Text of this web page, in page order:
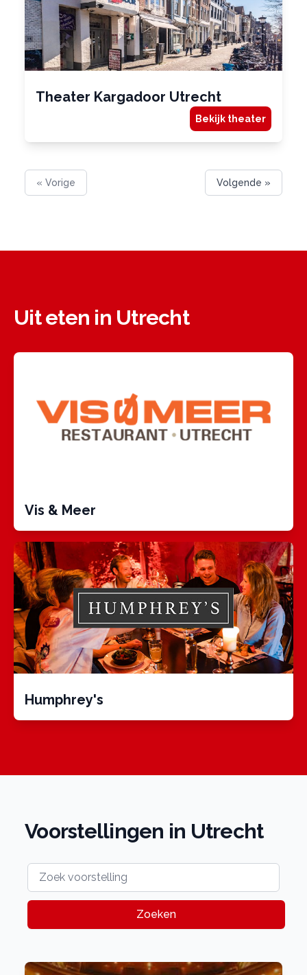
Theater Kargadoor Utrecht
Bekijk theater
« Vorige Volgende »
Uit eten in Utrecht
Vis & Meer
Humphrey's
Voorstellingen in Utrecht
Zoeken